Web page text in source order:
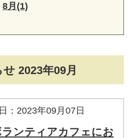
2023年09月
：2023年09月07日
ランティアカフェにお
8月(1)